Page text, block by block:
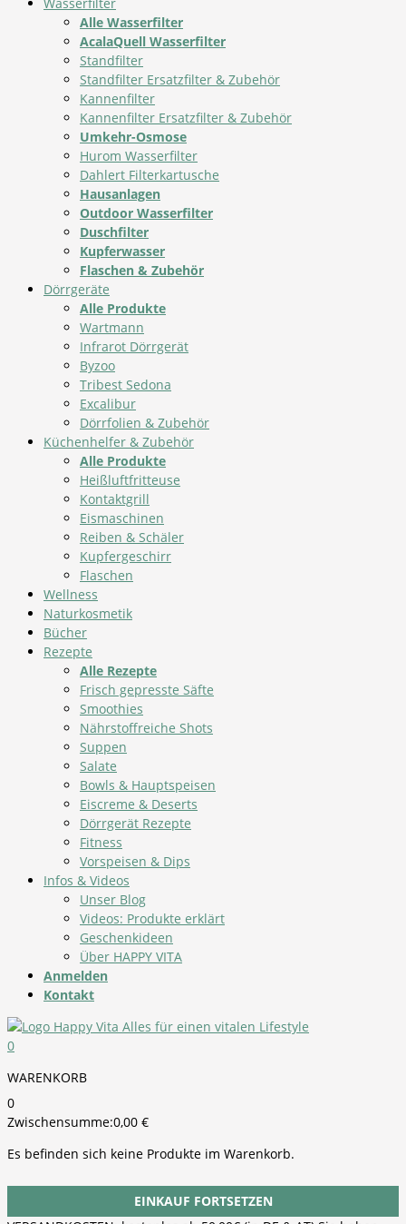
Alle Wasserfilter
AcalaQuell Wasserfilter
Standfilter
Standfilter Ersatzfilter & Zubehör
Kannenfilter
Kannenfilter Ersatzfilter & Zubehör
Umkehr-Osmose
Hurom Wasserfilter
Dahlert Filterkartusche
Hausanlagen
Outdoor Wasserfilter
Duschfilter
Kupferwasser
Flaschen & Zubehör
Dörrgeräte
Alle Produkte
Wartmann
Infrarot Dörrgerät
Byzoo
Tribest Sedona
Excalibur
Dörrfolien & Zubehör
Küchenhelfer & Zubehör
Alle Produkte
Heißluftfritteuse
Kontaktgrill
Eismaschinen
Reiben & Schäler
Kupfergeschirr
Flaschen
Wellness
Naturkosmetik
Bücher
Rezepte
Alle Rezepte
Frisch gepresste Säfte
Smoothies
Nährstoffreiche Shots
Suppen
Salate
Bowls & Hauptspeisen
Eiscreme & Deserts
Dörrgerät Rezepte
Fitness
Vorspeisen & Dips
Infos & Videos
Unser Blog
Videos: Produkte erklärt
Geschenkideen
Über HAPPY VITA
Anmelden
Kontakt
0
WARENKORB
0
Zwischensumme:0,00 €
Es befinden sich keine Produkte im Warenkorb.
EINKAUF FORTSETZEN